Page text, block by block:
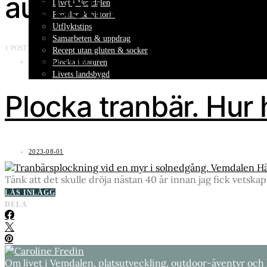
Livet i Vemdalen
Profiler & historia
Utflyktstips
Samarbeten & uppdrag
Recept utan gluten & socker
Plocka i naturen
Livets landsbygd
augusti 2023
1 POST
PLOCKA I NATUREN
Plocka tranbär. Hur
2023-08-01
Tänk att det skulle dröja nästan 40 år innan jag fick
LÄS INLÄGG
DELA
Om livet i Vemdalen, platsutveckling, outdoor-äventyr och